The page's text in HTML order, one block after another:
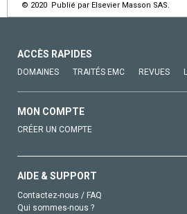
© 2020 Publié par Elsevier Masson SAS.
ACCÈS RAPIDES
DOMAINES TRAITÉS EMC REVUES
MON COMPTE
CRÉER UN COMPTE
AIDE & SUPPORT
Contactez-nous / FAQ
Qui sommes-nous ?